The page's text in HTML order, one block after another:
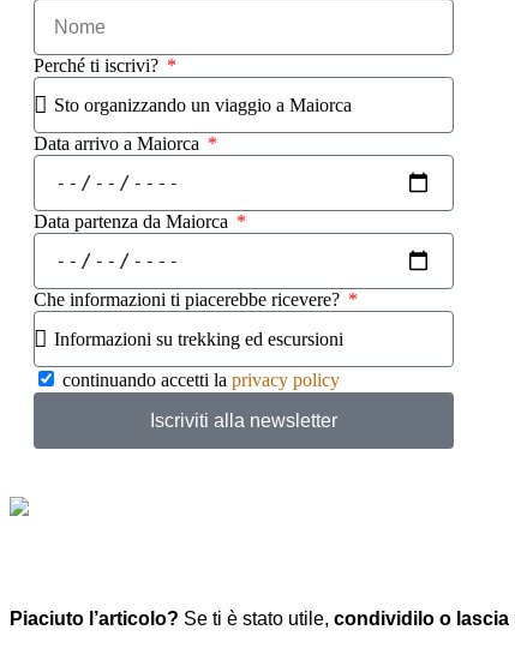
Perché ti iscrivi?
Data arrivo a Maiorca
Data partenza da Maiorca
Che informazioni ti piacerebbe ricevere?
continuando accetti la privacy policy
Iscriviti alla newsletter
Piaciuto l’articolo? Se ti è stato utile, condividilo o lascia